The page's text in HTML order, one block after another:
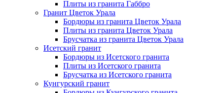
Плиты из гранита Габбро
Гранит Цветок Урала
Бордюры из гранита Цветок Урала
Плиты из гранита Цветок Урала
Брусчатка из гранита Цветок Урала
Исетский гранит
Бордюры из Исетского гранита
Плиты из Исетского гранита
Брусчатка из Исетского гранита
Кунгурский гранит